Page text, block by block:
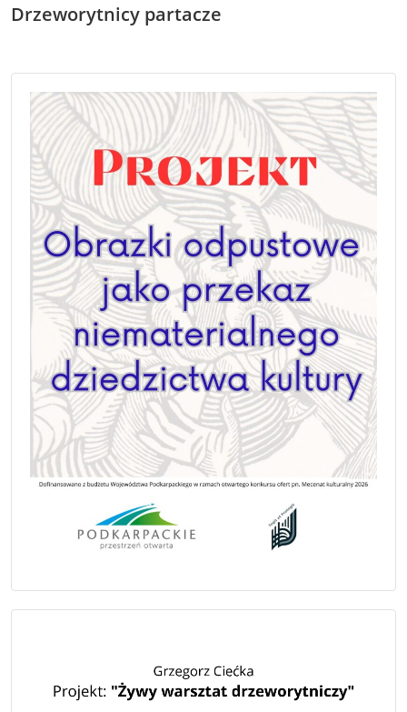
Drzeworytnicy partacze